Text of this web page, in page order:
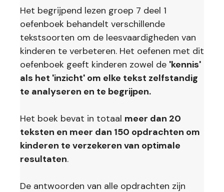
Het begrijpend lezen groep 7 deel 1
oefenboek behandelt verschillende
tekstsoorten om de leesvaardigheden van
kinderen te verbeteren. Het oefenen met dit
oefenboek geeft kinderen zowel de 'kennis'
als het 'inzicht' om elke tekst zelfstandig
te analyseren en te begrijpen.
Het boek bevat in totaal meer dan 20
teksten en meer dan 150 opdrachten om
kinderen te verzekeren van optimale
resultaten.
De antwoorden van alle opdrachten zijn